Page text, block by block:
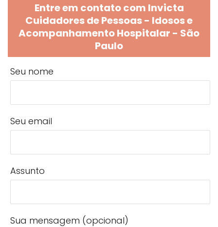
Entre em contato com Invicta
Cuidadores de Pessoas - Idosos e
Acompanhamento Hospitalar - São
Paulo
Seu nome
Seu email
Assunto
Sua mensagem (opcional)